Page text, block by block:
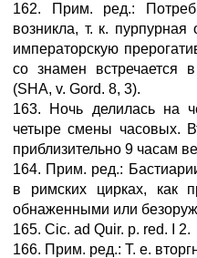
162. Прим. ред.:
возникла, т. к.
императорскую
со знамен встречается
(SHA, v. Gord. 8, 3).
163. Ночь делилась на
четыре смены часовых.
приблизительно 9 часам
164. Прим. ред.:
в римских цирках, как
обнаженными или
165. Cic. ad Quir. p. red. I 2.
166. Прим. ред.: Т. е.